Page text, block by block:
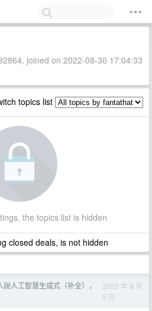
joined on 2022-08-30 17:04:33
topics list
the topics list is hidden
closed deals, is not hidden
說人工智慧生成式（补全），
2025 年 8 月
5 日